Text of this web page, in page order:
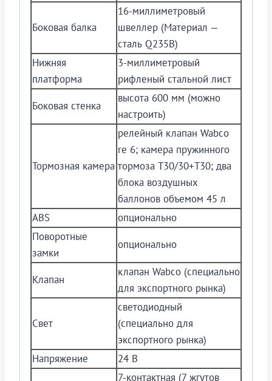
Боковая балка
16-миллиметровый
швеллер (Материал —
сталь Q235B)
Нижняя
платформа
3-миллиметровый
рифленый стальной лист
Боковая стенка
высота 600 мм (можно
настроить)
Тормозная камера
релейный клапан Wabco
re 6; камера пружинного
тормоза T30/30+T30; два
блока воздушных
баллонов объемом 45 л
ABS
опционально
Поворотные
замки
опционально
Клапан
клапан Wabco (специально
для экспортного рынка)
Свет
светодиодный
(специально для
экспортного рынка)
Напряжение
24 В
7-контактная (7 жгутов